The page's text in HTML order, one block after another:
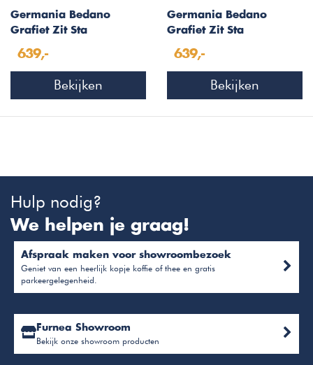
Germania Bedano
Grafiet Zit Sta
639,-
Bekijken
Germania Bedano
Grafiet Zit Sta
639,-
Bekijken
Hulp nodig?
We helpen je graag!
Afspraak maken voor showroombezoek
Geniet van een heerlijk kopje koffie of thee en gratis
parkeergelegenheid.
Furnea Showroom
Bekijk onze showroom producten